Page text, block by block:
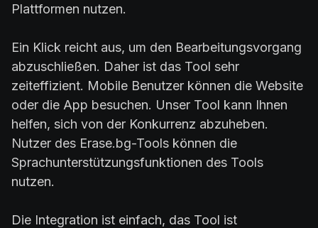
Plattformen nutzen.
Ein Klick reicht aus, um den Bearbeitungsvorgang
abzuschließen. Daher ist das Tool sehr
zeiteffizient. Mobile Benutzer können die Website
oder die App besuchen. Unser Tool kann Ihnen
helfen, sich von der Konkurrenz abzuheben.
Nutzer des Erase.bg-Tools können die
Sprachunterstützungsfunktionen des Tools
nutzen.
Die Integration ist einfach, das Tool ist